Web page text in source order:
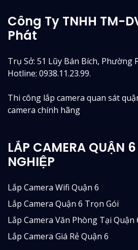
Công Ty TNHH TM-
Phát
Trụ Sở: 51 Lũy Bán Bích, Phường
Hotline: 0938.11.23.99.
Thi công lắp camera quan sát
camera chính hãng
LẮP CAMERA QUẬN
NGHIỆP
Lắp Camera Wifi Quận 6
Lắp Camera Quận 6 Trọn Gói
Lắp Camera Văn Phòng Tại Quận
Lắp Camera Giá Rẻ Quận 6